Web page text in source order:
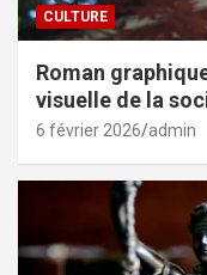
CULTURE
Roman
visuelle de la
6 février 2026 admin